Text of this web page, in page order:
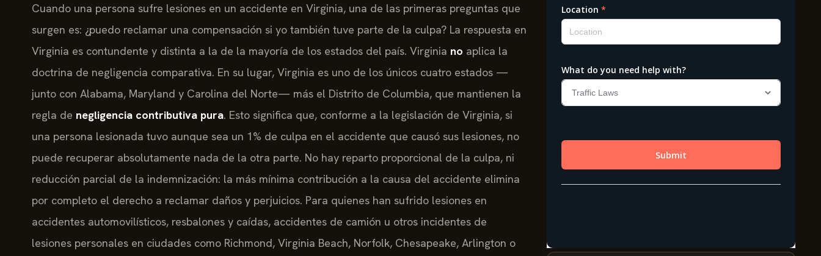
Cuando una persona sufre lesiones en un accidente en Virginia, una de las primeras preguntas que
surgen es: ¿puedo reclamar una compensación si yo también tuve parte de la culpa? La respuesta en
Virginia es contundente y distinta a la de la mayoría de los estados del país. Virginia no aplica la
doctrina de negligencia comparativa. En su lugar, Virginia es uno de los únicos cuatro estados —
junto con Alabama, Maryland y Carolina del Norte— más el Distrito de Columbia, que mantienen la
regla de negligencia contributiva pura. Esto significa que, conforme a la legislación de Virginia, si
una persona lesionada tuvo aunque sea un 1% de culpa en el accidente que causó sus lesiones, no
puede recuperar absolutamente nada de la otra parte. No hay reparto proporcional de la culpa, ni
reducción parcial de la indemnización: la más mínima contribución a la causa del accidente elimina
por completo el derecho a reclamar daños y perjuicios. Para quienes han sufrido lesiones en
accidentes automovilísticos, resbalones y caídas, accidentes de camión u otros incidentes de
lesiones personales en ciudades como Richmond, Virginia Beach, Norfolk, Chesapeake, Arlington o